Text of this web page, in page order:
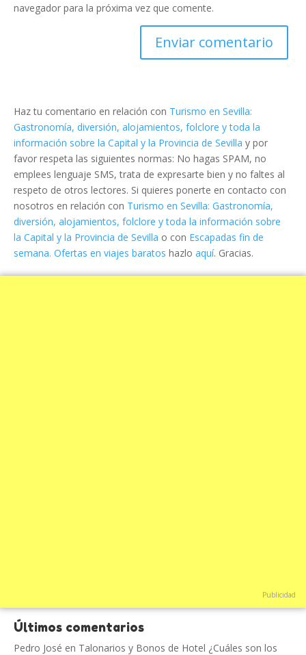
navegador para la próxima vez que comente.
Haz tu comentario en relación con Turismo en Sevilla:
Gastronomía, diversión, alojamientos, folclore y toda la
información sobre la Capital y la Provincia de Sevilla y por
favor respeta las siguientes normas: No hagas SPAM, no
emplees lenguaje SMS, trata de expresarte bien y no faltes al
respeto de otros lectores. Si quieres ponerte en contacto con
nosotros en relación con Turismo en Sevilla: Gastronomía,
diversión, alojamientos, folclore y toda la información sobre
la Capital y la Provincia de Sevilla o con Escapadas fin de
semana. Ofertas en viajes baratos hazlo aquí. Gracias.
Publicidad
Últimos comentarios
Pedro José en Talonarios y Bonos de Hotel ¿Cuáles son los